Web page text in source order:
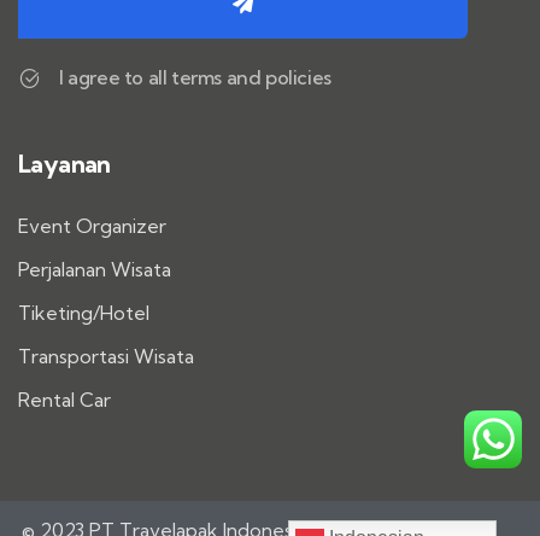
I agree to all terms and policies
Layanan
Event Organizer
Perjalanan Wisata
Tiketing/Hotel
Transportasi Wisata
Rental Car
© 2023 PT Travelapak Indonesia Satu